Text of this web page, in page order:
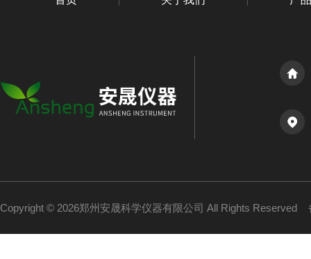
Copyright © 2026郑州安晟科学仪器有限公司 All Rights Reserved